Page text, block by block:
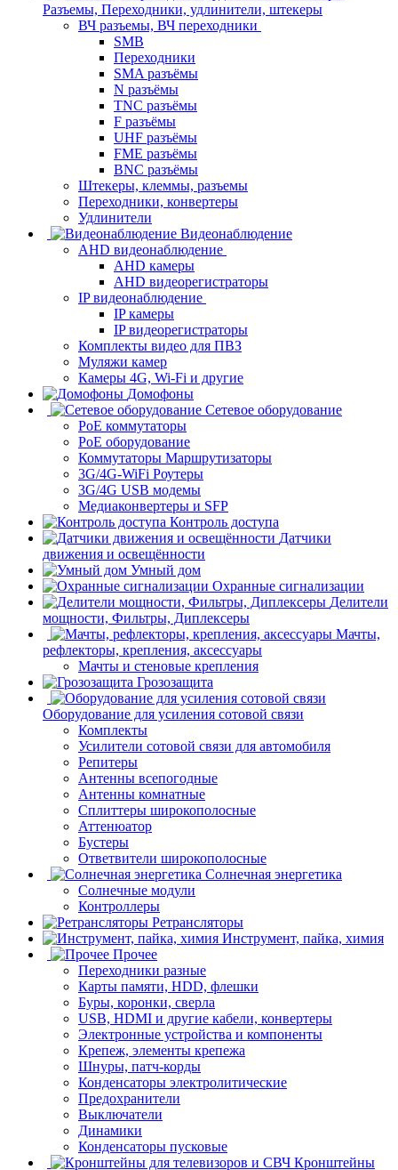
Разъемы, Переходники, удлинители, штекеры
ВЧ разъемы, ВЧ переходники
SMB
Переходники
SMA разъёмы
N разъёмы
TNC разъёмы
F разъёмы
UHF разъёмы
FME разъёмы
BNC разъёмы
Штекеры, клеммы, разъемы
Переходники, конвертеры
Удлинители
Видеонаблюдение
AHD видеонаблюдение
AHD камеры
AHD видеорегистраторы
IP видеонаблюдение
IP камеры
IP видеорегистраторы
Комплекты видео для ПВЗ
Муляжи камер
Камеры 4G, Wi-Fi и другие
Домофоны
Сетевое оборудование
PoE коммутаторы
PoE оборудование
Коммутаторы Маршрутизаторы
3G/4G-WiFi Роутеры
3G/4G USB модемы
Медиаконвертеры и SFP
Контроль доступа
Датчики
движения и освещённости
Умный дом
Охранные сигнализации
Делители
мощности, Фильтры, Диплексеры
Мачты,
рефлекторы, крепления, аксессуары
Мачты и стеновые крепления
Грозозащита
Оборудование для усиления сотовой связи
Комплекты
Усилители сотовой связи для автомобиля
Репитеры
Антенны всепогодные
Антенны комнатные
Сплиттеры широкополосные
Аттенюатор
Бустеры
Ответвители широкополосные
Солнечная энергетика
Солнечные модули
Контроллеры
Ретрансляторы
Инструмент, пайка, химия
Прочее
Переходники разные
Карты памяти, HDD, флешки
Буры, коронки, сверла
USB, HDMI и другие кабели, конвертеры
Электронные устройства и компоненты
Крепеж, элементы крепежа
Шнуры, патч-корды
Конденсаторы электролитические
Предохранители
Выключатели
Динамики
Конденсаторы пусковые
Кронштейны